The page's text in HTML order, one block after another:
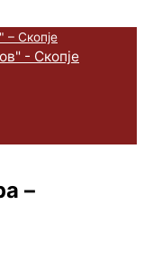
- Скопје
–